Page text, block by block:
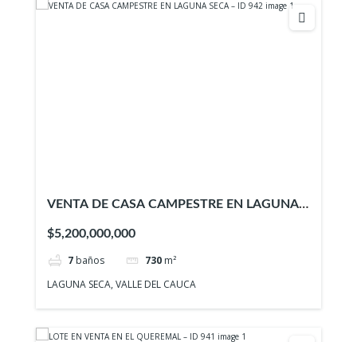
VENTA DE CASA CAMPESTRE EN LAGUNA
$5,200,000,000
7 baños 730 m²
LAGUNA SECA, VALLE DEL CAUCA